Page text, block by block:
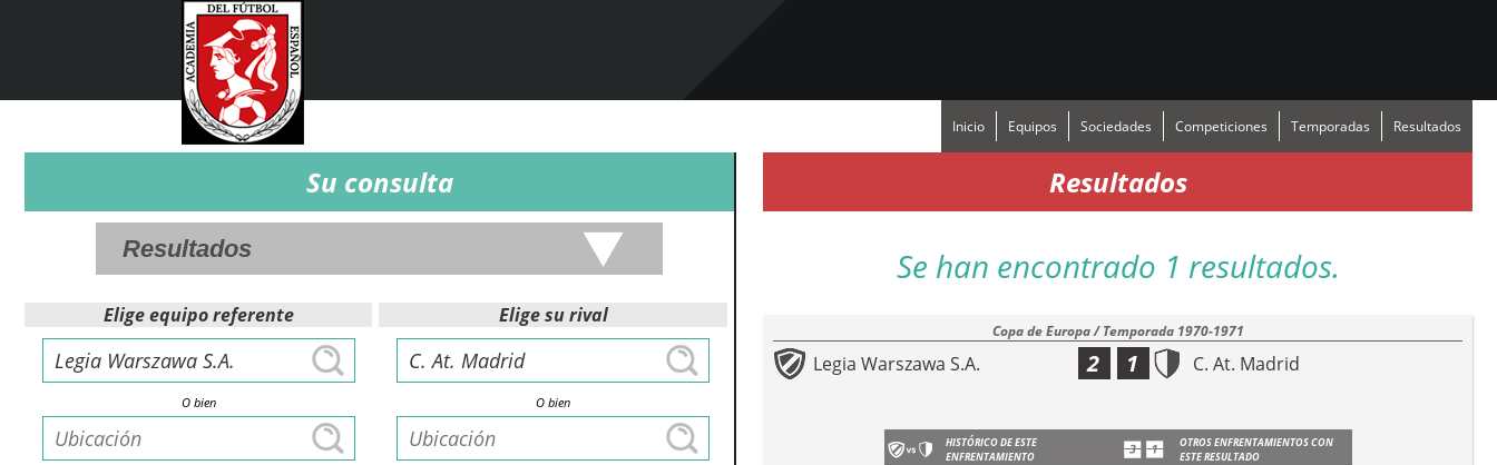
Inicio Equipos Sociedades Competiciones Temporadas Resultados
Su consulta
Elige equipo referente
O bien
Elige su rival
O bien
Resultados
Se han encontrado 1 resultados.
Copa de Europa / Temporada 1970-1971
Legia Warszawa S.A. 2 C. At. Madrid
1
HISTÓRICO DE ESTE
ENFRENTAMIENTO
OTROS ENFRENTAMIENTOS CON
ESTE RESULTADO